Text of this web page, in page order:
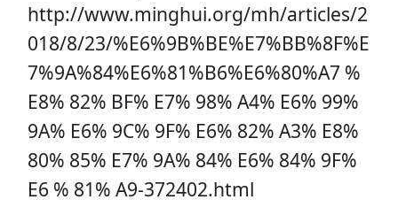
http://www.minghui.org/mh/articles/2
018/8/23/%E6%9B%BE%E7%BB%8F%E
7%9A%84%E6%81%B6%E6%80%A7 %
E8% 82% BF% E7% 98% A4% Е6% 99%
9А% Е6% 9С% 9F% Е6% 82% A3% E8%
80% 85% E7% 9А% 84% Е6% 84% 9F%
Е6 % 81% A9-372402.html